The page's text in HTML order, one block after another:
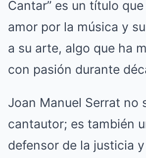
Cantar” es un título
amor por la música y
a su arte, algo que ha
con pasión durante
Joan Manuel Serrat no
cantautor; es también
defensor de la justicia